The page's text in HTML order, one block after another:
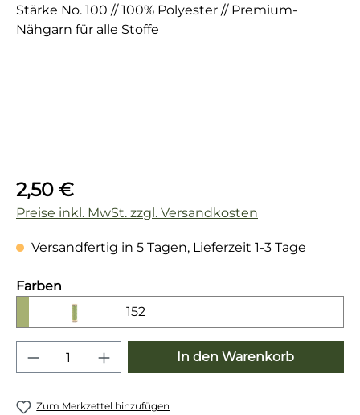
Regulärer Preis:
2,50 €
Preise inkl. MwSt. zzgl. Versandkosten
Versandfertig in 5 Tagen, Lieferzeit 1-3 Tage
Farben
152
Produkt Anzahl: Gib den
In den Warenkorb
Zum Merkzettel hinzufügen